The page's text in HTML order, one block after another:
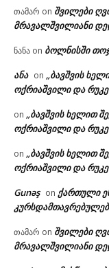
თამარ on შვილები
მრავალშვილიანი
ნანა on ბოლნისში
ანა on „ბავშვის
ოქრიაშვილი და
on „ბავშვის ხელით
ოქრიაშვილი და
on „ბავშვის ხელით
ოქრიაშვილი და
Gunəş on ქართული
თამარ on შვილები
მრავალშვილიანი